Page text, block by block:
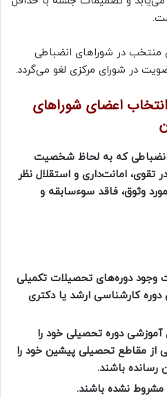
در شوراهای انضباطی
در شورای مرکزی لغو می‌گردد.
اعضای شوراهای
انضباطی که به لحاظ شخصیت
امانت‌داری و استقلال نظر
وثوق، فاقد سوءسابقه و
وجود دوره‌های تحصیلات تکمیلی
دوره کارشناسی ارشد یا دکتری
آموزشی دوره تحصیلی خود را
از مقاطع تحصیلی پیشین خود را
رسانده باشند.
نشده باشند.